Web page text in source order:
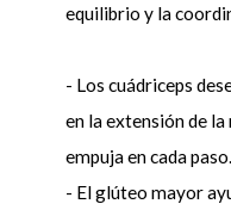
equilibrio y la
- Los cuádriceps
en la extensión de
empuja en cada paso.
- El glúteo mayor